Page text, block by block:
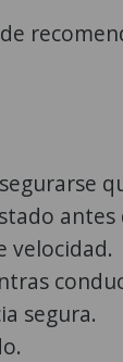
antes
velocidad.
segura.